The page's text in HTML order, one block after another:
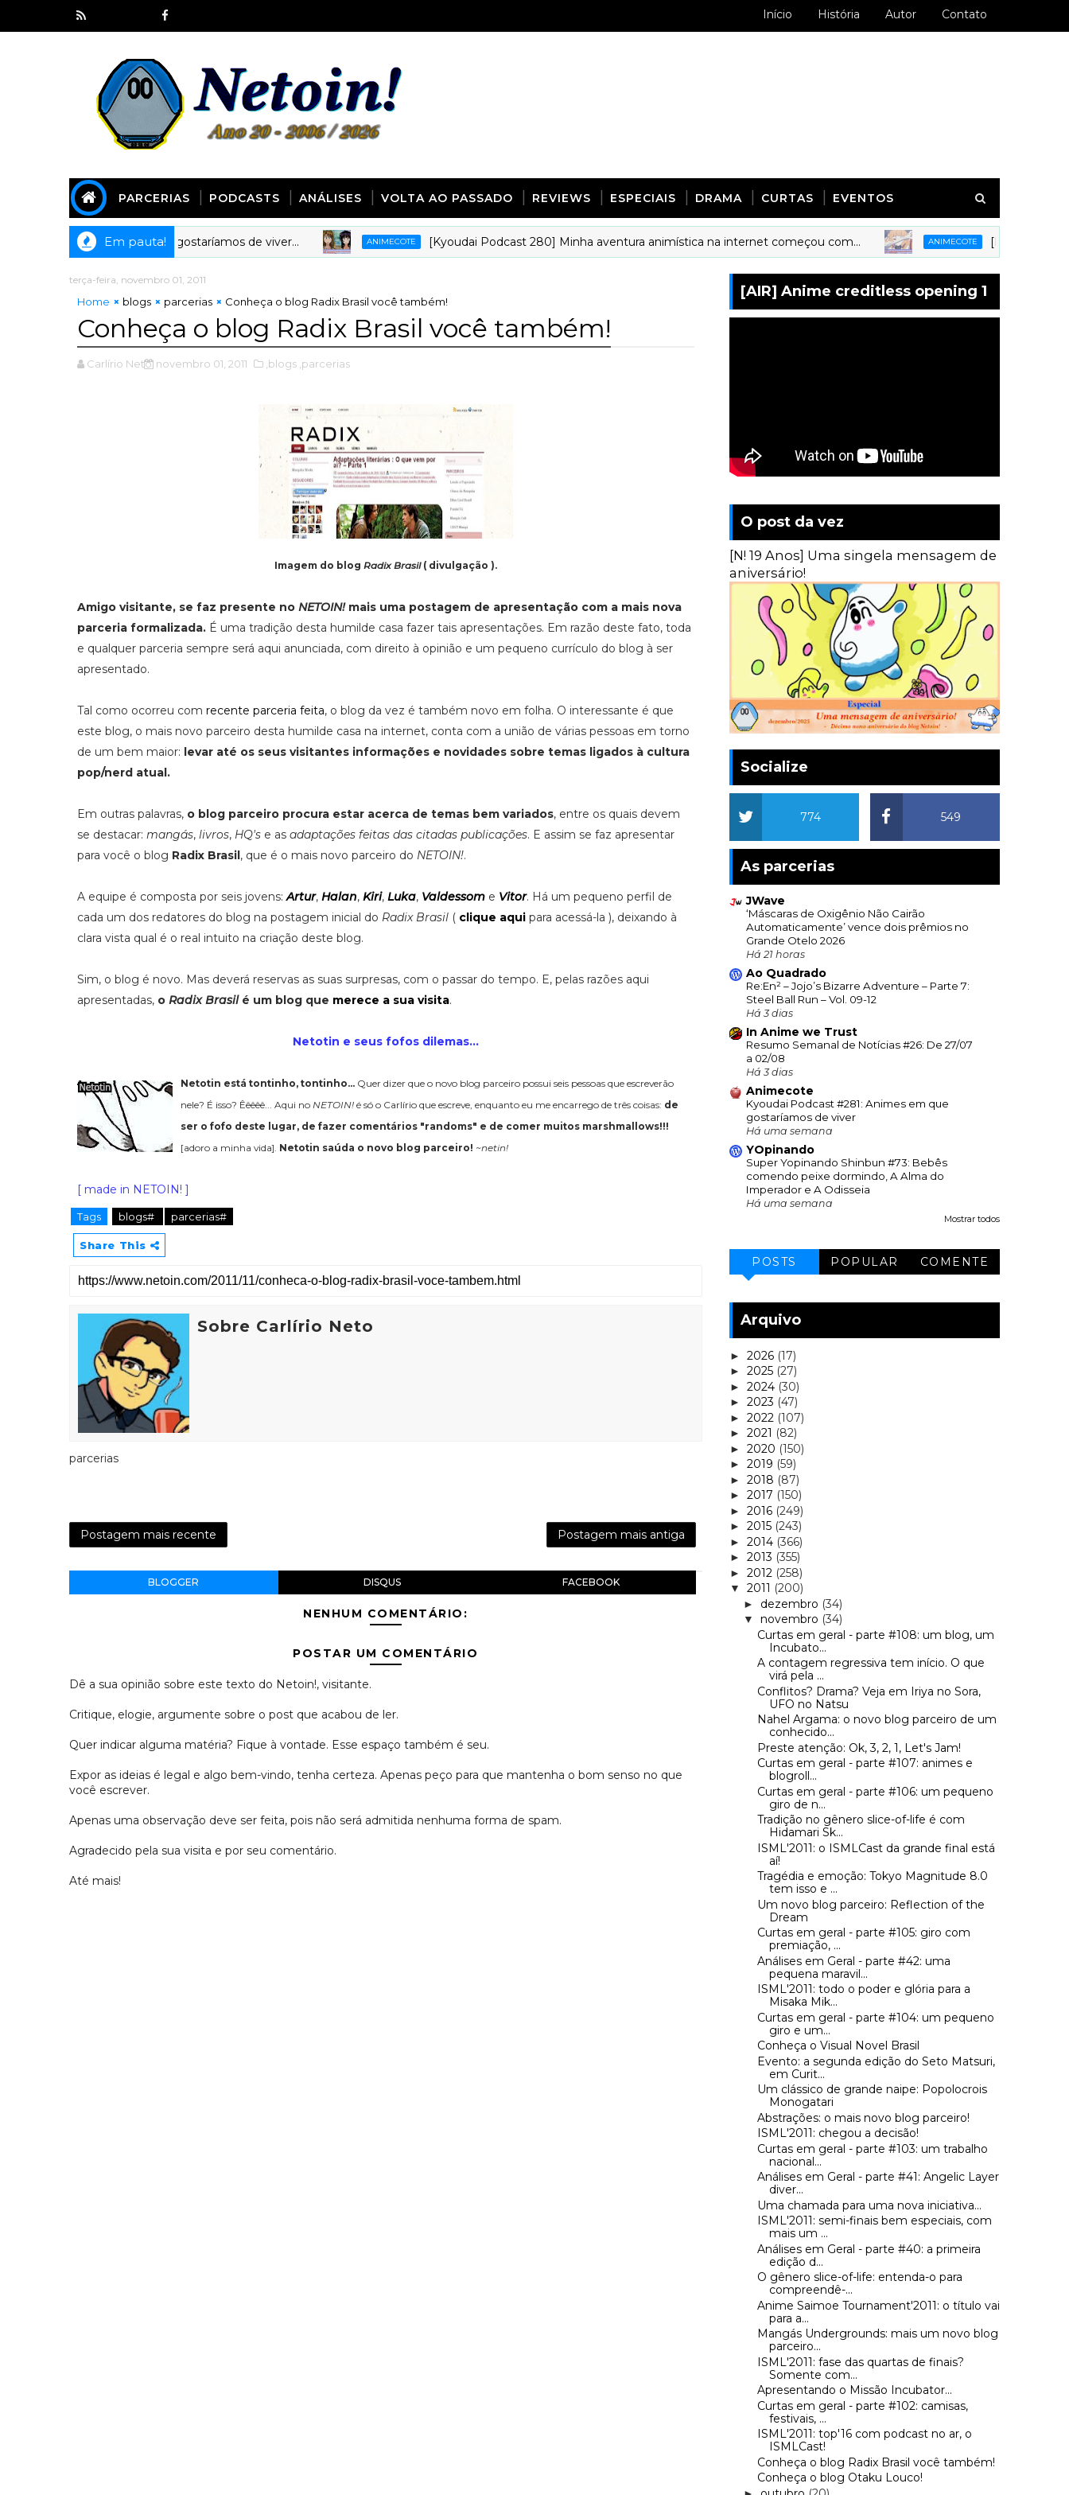
Início História Autor Contato
PARCERIAS PODCASTS ANÁLISES VOLTA AO PASSADO REVIEWS ESPECIAIS DRAMA CURTAS EVENTOS
Em pauta!
281] Animes em que gostaríamos de viver... ANIMECOTE [Kyoudai Podcast 280] Minha aventura animística na internet começou com... ANIMECOTE [Kyoudai Podcast
terça-feira, novembro 01, 2011
Home blogs parcerias Conheça o blog Radix Brasil você também!
Conheça o blog Radix Brasil você também!
Carlírio Neto novembro 01, 2011 ,blogs ,parcerias
Imagem do blog Radix Brasil( divulgação ).
Amigo visitante, se faz presente no NETOIN!mais uma postagem de apresentação com a mais nova
parceria formalizada. É uma tradição desta humilde casa fazer tais apresentações. Em razão deste fato, toda
e qualquer parceria sempre será aqui anunciada, com direito à opinião e um pequeno currículo do blog à ser
apresentado.
Tal como ocorreu com recente parceria feita, o blog da vez é também novo em folha. O interessante é que
este blog, o mais novo parceiro desta humilde casa na internet, conta com a união de várias pessoas em torno
de um bem maior: levar até os seus visitantes informações e novidades sobre temas ligados à cultura
pop/nerd atual.
Em outras palavras, o blog parceiro procura estar acerca de temas bem variados, entre os quais devem
se destacar: mangás, livros, HQ's e as adaptações feitas das citadas publicações. E assim se faz apresentar
para você o blog Radix Brasil, que é o mais novo parceiro do NETOIN!.
A equipe é composta por seis jovens:Artur, Halan, Kiri, Luka, Valdessom e Vitor. Há um pequeno perfil de
cada um dos redatores do blog na postagem inicial do Radix Brasil ( clique aqui para acessá-la ), deixando à
clara vista qual é o real intuito na criação deste blog.
Sim, o blog é novo. Mas deverá reservas as suas surpresas, com o passar do tempo. E, pelas razões aqui
apresentadas, o Radix Brasilé um blog que merece a sua visita.
Netotin e seus fofos dilemas...
Netotin está tontinho, tontinho... Quer dizer que o novo blog parceiro possui seis pessoas que escreverão
nele? É isso? Êêêêê... Aqui no NETOIN! é só o Carlírio que escreve, enquanto eu me encarrego de três coisas: de
ser o fofo deste lugar, de fazer comentários "randoms" e de comer muitos marshmallows!!!
[adoro a minha vida]. Netotin saúda o novo blog parceiro! ~netin!
[ made in NETOIN! ]
Tags blogs# parcerias#
Share This
Sobre Carlírio Neto
parcerias
Postagem mais recente Postagem mais antiga
BLOGGER DISQUS FACEBOOK
NENHUM COMENTÁRIO:
POSTAR UM COMENTÁRIO
Dê a sua opinião sobre este texto do Netoin!, visitante.
Critique, elogie, argumente sobre o post que acabou de ler.
Quer indicar alguma matéria? Fique à vontade. Esse espaço também é seu.
Expor as ideias é legal e algo bem-vindo, tenha certeza. Apenas peço para que mantenha o bom senso no que
você escrever.
Apenas uma observação deve ser feita, pois não será admitida nenhuma forma de spam.
Agradecido pela sua visita e por seu comentário.
Até mais!
[AIR] Anime creditless opening 1
O post da vez
[N! 19 Anos] Uma singela mensagem de
aniversário!
Socialize
549
774
As parcerias
JWave
‘Máscaras de Oxigênio Não Cairão
Automaticamente’ vence dois prêmios no
Grande Otelo 2026
Há 21 horas
Ao Quadrado
Re:En² – Jojo’s Bizarre Adventure – Parte 7:
Steel Ball Run – Vol. 09-12
Há 3 dias
In Anime we Trust
Resumo Semanal de Notícias #26: De 27/07
a 02/08
Há 3 dias
Animecote
Kyoudai Podcast #281: Animes em que
gostaríamos de viver
Há uma semana
YOpinando
Super Yopinando Shinbun #73: Bebês
comendo peixe dormindo, A Alma do
Imperador e A Odisseia
Há uma semana
Mostrar todos
POSTS POPULAR COMENTE
Arquivo
► 2026 (17)
► 2025 (27)
► 2024 (30)
► 2023 (47)
► 2022 (107)
► 2021 (82)
► 2020 (150)
► 2019 (59)
► 2018 (87)
► 2017 (150)
► 2016 (249)
► 2015 (243)
► 2014 (366)
► 2013 (355)
► 2012 (258)
▼ 2011 (200)
► dezembro (34)
▼ novembro (34)
Curtas em geral - parte #108: um blog, um
Incubato...
A contagem regressiva tem início. O que
virá pela ...
Conflitos? Drama? Veja em Iriya no Sora,
UFO no Natsu
Nahel Argama: o novo blog parceiro de um
conhecido...
Preste atenção: Ok, 3, 2, 1, Let's Jam!
Curtas em geral - parte #107: animes e
blogroll...
Curtas em geral - parte #106: um pequeno
giro de n...
Tradição no gênero slice-of-life é com
Hidamari Sk...
ISML'2011: o ISMLCast da grande final está
aí!
Tragédia e emoção: Tokyo Magnitude 8.0
tem isso e ...
Um novo blog parceiro: Reflection of the
Dream
Curtas em geral - parte #105: giro com
premiação, ...
Análises em Geral - parte #42: uma
pequena maravil...
ISML'2011: todo o poder e glória para a
Misaka Mik...
Curtas em geral - parte #104: um pequeno
giro e um...
Conheça o Visual Novel Brasil
Evento: a segunda edição do Seto Matsuri,
em Curit...
Um clássico de grande naipe: Popolocrois
Monogatari
Abstrações: o mais novo blog parceiro!
ISML'2011: chegou a decisão!
Curtas em geral - parte #103: um trabalho
nacional...
Análises em Geral - parte #41: Angelic Layer
diver...
Uma chamada para uma nova iniciativa...
ISML'2011: semi-finais bem especiais, com
mais um ...
Análises em Geral - parte #40: a primeira
edição d...
O gênero slice-of-life: entenda-o para
compreendê-...
Anime Saimoe Tournament'2011: o título vai
para a...
Mangás Undergrounds: mais um novo blog
parceiro...
ISML'2011: fase das quartas de finais?
Somente com...
Apresentando o Missão Incubator...
Curtas em geral - parte #102: camisas,
festivais, ...
ISML'2011: top'16 com podcast no ar, o
ISMLCast!
Conheça o blog Radix Brasil você também!
Conheça o blog Otaku Louco!